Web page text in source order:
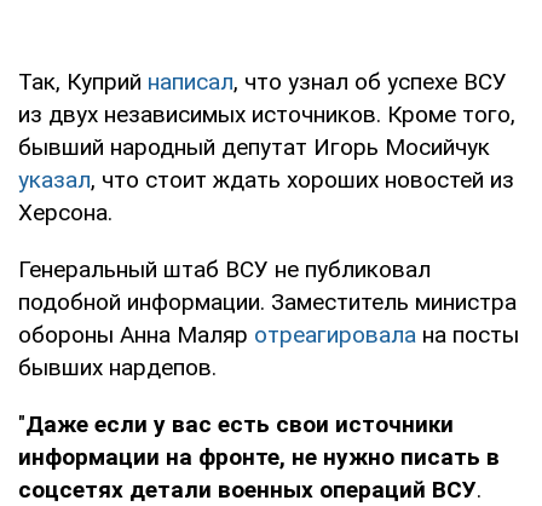
Так, Куприй написал, что узнал об успехе ВСУ
из двух независимых источников. Кроме того,
бывший народный депутат Игорь Мосийчук
указал, что стоит ждать хороших новостей из
Херсона.
Генеральный штаб ВСУ не публиковал
подобной информации. Заместитель министра
обороны Анна Маляр отреагировала на посты
бывших нардепов.
"Даже если у вас есть свои источники
информации на фронте, не нужно писать в
соцсетях детали военных операций ВСУ.